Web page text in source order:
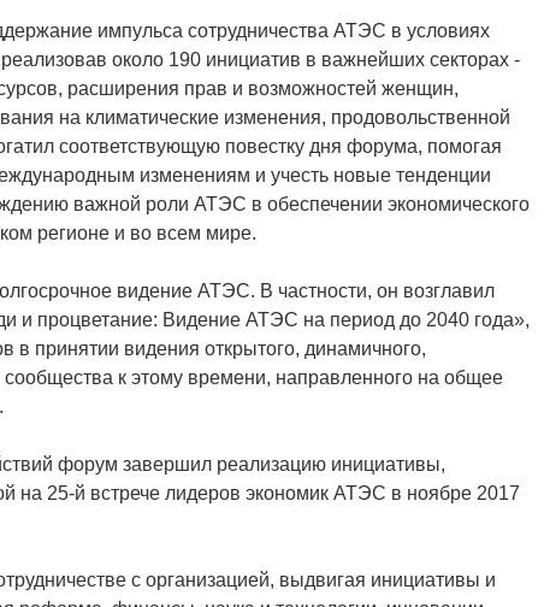
импульса сотрудничества АТЭС в условиях
около 190 инициатив в важнейших секторах -
расширения прав и возможностей женщин,
на климатические изменения, продовольственной
соответствующую повестку дня форума, помогая
изменениям и учесть новые тенденции
важной роли АТЭС в обеспечении экономического
регионе и во всем мире.
видение АТЭС. В частности, он возглавил
и процветание: Видение АТЭС на период до 2040 года»,
в принятии видения открытого, динамичного,
сообщества к этому времени, направленного на общее
форум завершил реализацию инициативы,
на 25-й встрече лидеров экономик АТЭС в ноябре 2017
с организацией, выдвигая инициативы и